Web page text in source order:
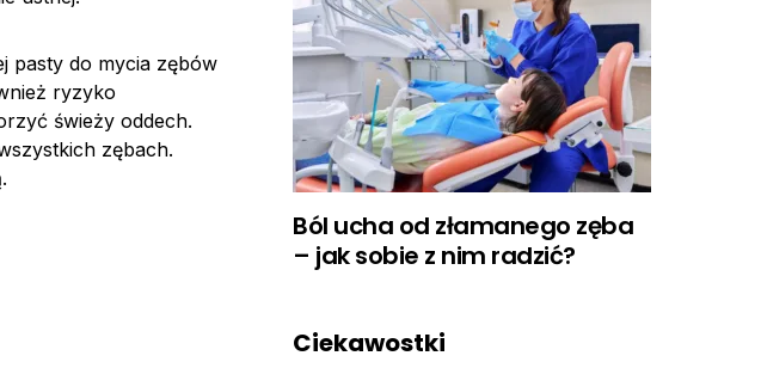
pasty do mycia zębów
ryzyko
świeży oddech.
zębach.
Ból ucha od złamanego zęba
– jak sobie z nim radzić?
Ciekawostki